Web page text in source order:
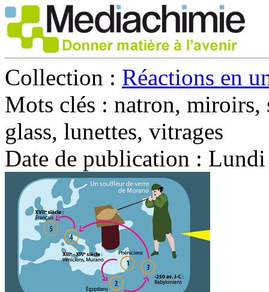
Collection : Réactions en
Mots clés : natron, miroirs,
glass, lunettes, vitrages
Date de publication :